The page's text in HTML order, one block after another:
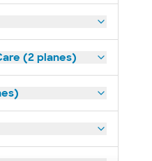
(2 planes)